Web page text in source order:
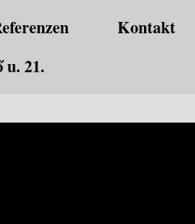
Kontakt
u. 21.